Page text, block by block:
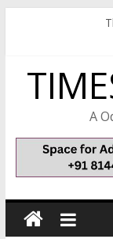
A